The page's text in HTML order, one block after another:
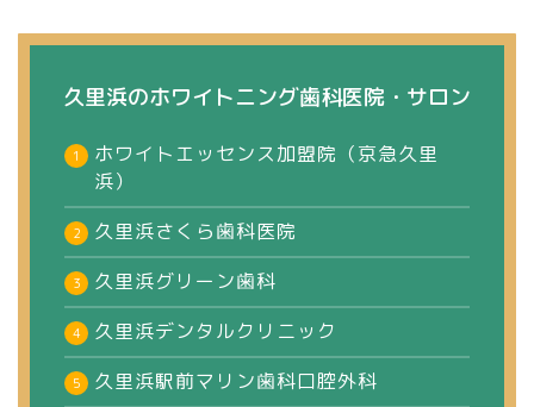
久里浜のホワイトニング歯科医院・サロン
ホワイトエッセンス加盟院（京急久里
浜）
久里浜さくら歯科医院
久里浜グリーン歯科
久里浜デンタルクリニック
久里浜駅前マリン歯科口腔外科